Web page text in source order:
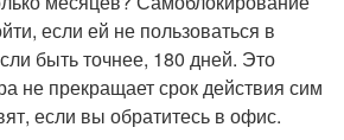
если ей не пользоваться в
быть точнее, 180 дней. Это
не прекращает срок действия сим
если вы обратитесь в офис.